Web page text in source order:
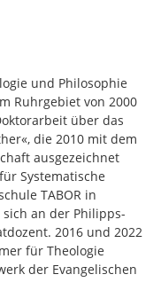
und Philosophie
Ruhrgebiet von 2000
über das
die 2010 mit dem
ausgezeichnet
Systematische
TABOR in
an der Philipps-
2016 und 2022
für Theologie
der Evangelischen